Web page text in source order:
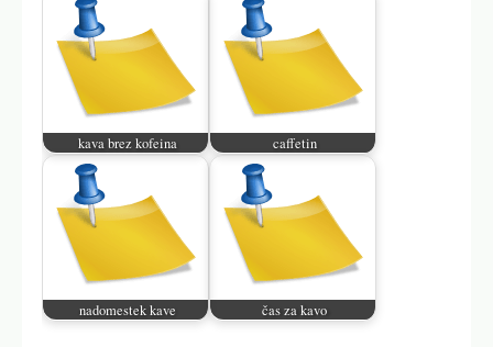
kava brez kofeina caffetin
nadomestek kave čas za kavo